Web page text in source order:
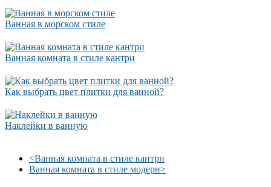
Ванная в морском стиле
Ванная комната в стиле кантри
Как выбрать цвет плитки для ванной?
Наклейки в ванную
<Ванная комната в стиле кантри
Ванная комната в стиле модерн>